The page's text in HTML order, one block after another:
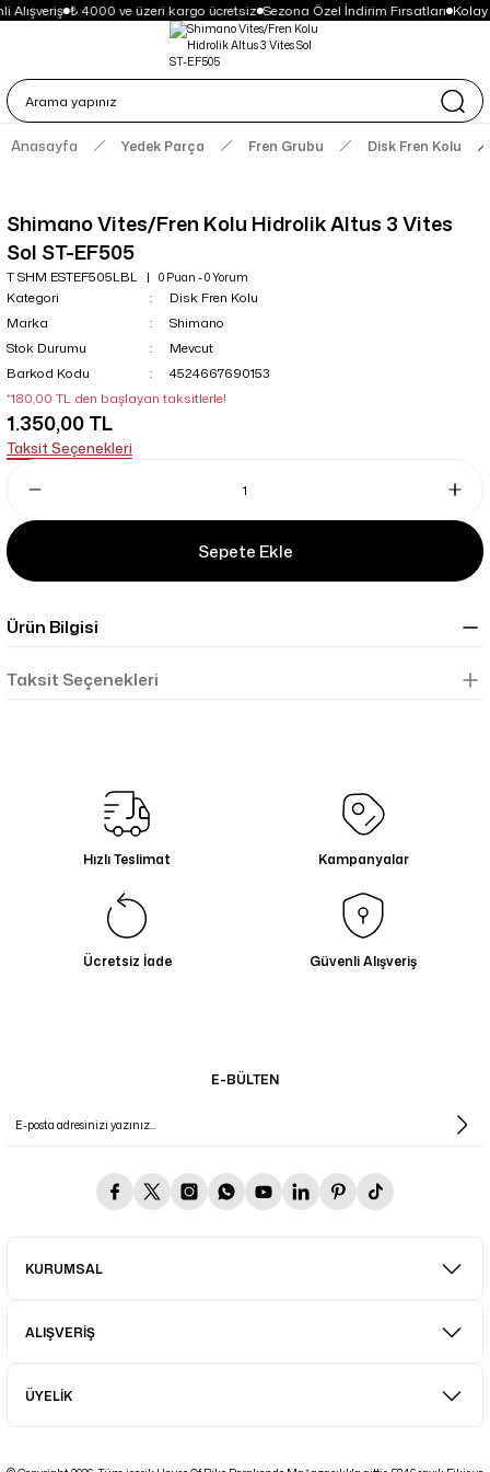
Alışveriş ₺ 4000 ve üzeri kargo ücretsiz Sezona Özel İndirim Fırsatları Kolay
Anasayfa Yedek Parça Fren Grubu Disk Fren Kolu
Shimano Vites/Fren Kolu Hidrolik Altus 3 Vites
Sol ST-EF505
T SHM ESTEF505LBL 0 Puan - 0 Yorum
Kategori
Disk Fren Kolu
Marka
Shimano
Stok Durumu
Mevcut
Barkod Kodu
4524667690153
*180,00 TL den başlayan taksitlerle!
1.350,00 TL
Taksit Seçenekleri
Sepete Ekle
Ürün Bilgisi
Taksit Seçenekleri
Hızlı Teslimat Kampanyalar
Ücretsiz İade Güvenli Alışveriş
E-BÜLTEN
KURUMSAL
ALIŞVERİŞ
ÜYELİK